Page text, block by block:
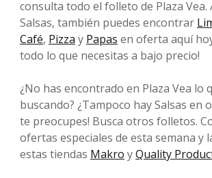
consulta todo el folleto de Plaza Vea.
Salsas, también puedes encontrar
Café, Pizza y Papas en oferta aquí
todo lo que necesitas a bajo precio!
¿No has encontrado en Plaza Vea lo
buscando? ¿Tampoco hay Salsas en
te preocupes! Busca otros folletos.
ofertas especiales de esta semana y
estas tiendas Makro yQuality